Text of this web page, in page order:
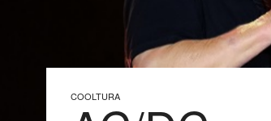
COOLTURA